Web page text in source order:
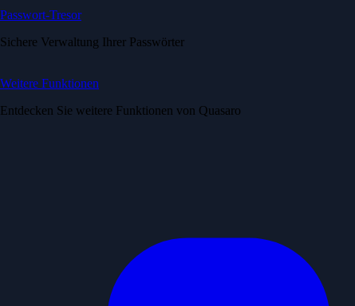
Passwort-Tresor
Sichere Verwaltung Ihrer Passwörter
Weitere Funktionen
Entdecken Sie weitere Funktionen von Quasaro